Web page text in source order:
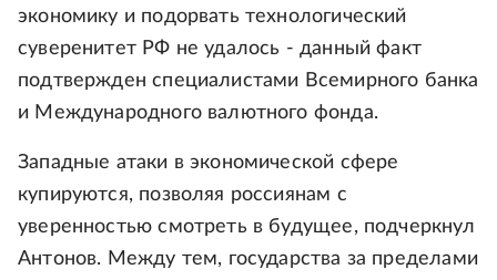
экономику и подорвать технологический
суверенитет РФ не удалось - данный факт
подтвержден специалистами Всемирного банка
и Международного валютного фонда.
Западные атаки в экономической сфере
купируются, позволяя россиянам с
уверенностью смотреть в будущее, подчеркнул
Антонов. Между тем, государства за пределами